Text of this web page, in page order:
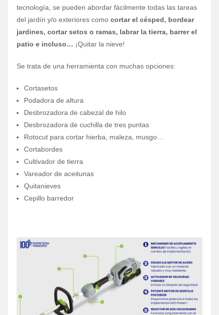
tecnología, se pueden abordar fácilmente todas las tareas
del jardín y/o exteriores como cortar el césped, bordear
jardines, cortar setos o ramas, labrar la tierra, barrer el
patio e incluso… ¡Quitar la nieve!
Se trata de una herramienta con muchas opciones:
Cortasetos
Podadora de altura
Desbrozadora de cabezal de hilo
Desbrozadora de cuchilla de tres puntas
Rotocut para cortar hierba, maleza, musgo…
Cortabordes
Cultivador de tierra
Vareador de aceitunas
Quitanieves
Cepillo barredor